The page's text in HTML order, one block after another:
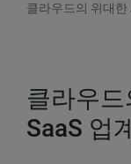
클라우드의 위대한
클라우
SaaS 업